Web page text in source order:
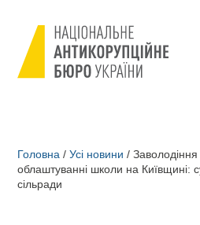
Головна / Усі новини /
облаштуванні школи на Київщині:
сільради